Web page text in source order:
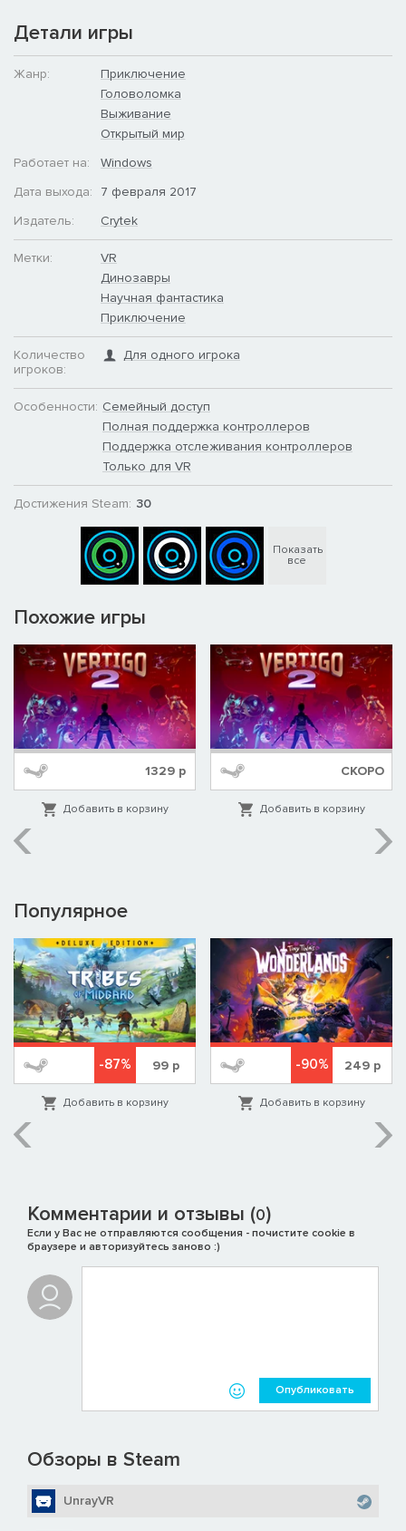
Детали игры
Жанр:
Приключение
Головоломка
Выживание
Открытый мир
Работает на:
Windows
Дата выхода:
7 февраля 2017
Издатель:
Crytek
Метки:
VR
Динозавры
Научная фантастика
Приключение
Количество
игроков:
Для одного игрока
Особенности: Семейный доступ
Полная поддержка контроллеров
Поддержка отслеживания контроллеров
Только для VR
Достижения Steam: 30
Показать
все
Похожие игры
1329 р
Добавить в корзину
СКОРО
Добавить в корзину
Популярное
-87% 99р
Добавить в корзину
-90% 249р
Добавить в корзину
Комментарии и отзывы (0)
Если у Вас не отправляются сообщения - почистите cookie в
браузере и авторизуйтесь заново :)
Опубликовать
Обзоры в Steam
UnrayVR